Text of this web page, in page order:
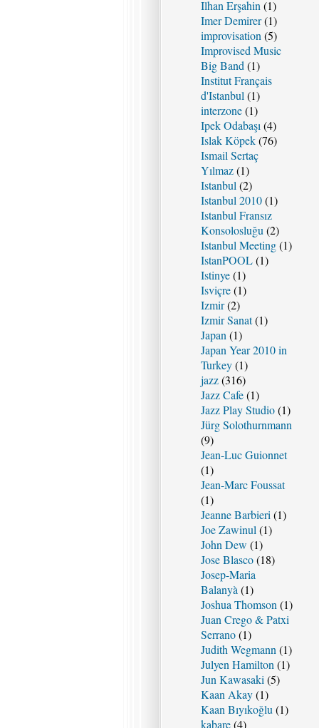
Ilhan Erşahin (1)
Imer Demirer(1)
improvisation (5)
Improvised Music
Big Band (1)
Institut Français
d'Istanbul (1)
interzone(1)
Ipek Odabaşı (4)
Islak Köpek(76)
Ismail Sertaç
Yılmaz(1)
Istanbul (2)
Istanbul 2010(1)
Istanbul Fransız
Konsolosluğu (2)
Istanbul Meeting(1)
IstanPOOL(1)
Istinye(1)
Isviçre(1)
Izmir(2)
Izmir Sanat(1)
Japan (1)
Japan Year 2010 in
Turkey(1)
jazz(316)
Jazz Cafe(1)
Jazz Play Studio(1)
Jürg Solothurnmann
(9)
Jean-Luc Guionnet
(1)
Jean-Marc Foussat
(1)
Jeanne Barbieri (1)
Joe Zawinul (1)
John Dew (1)
Jose Blasco(18)
Josep-Maria
Balanyà (1)
Joshua Thomson (1)
Juan Crego & Patxi
Serrano(1)
Judith Wegmann (1)
Julyen Hamilton (1)
Jun Kawasaki (5)
Kaan Akay(1)
Kaan Bıyıkoğlu (1)
kabare(4)